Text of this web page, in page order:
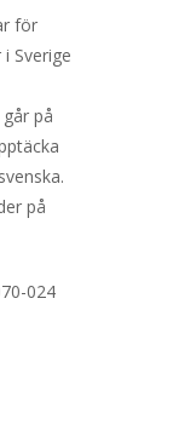
för
Sverige
på
på
024